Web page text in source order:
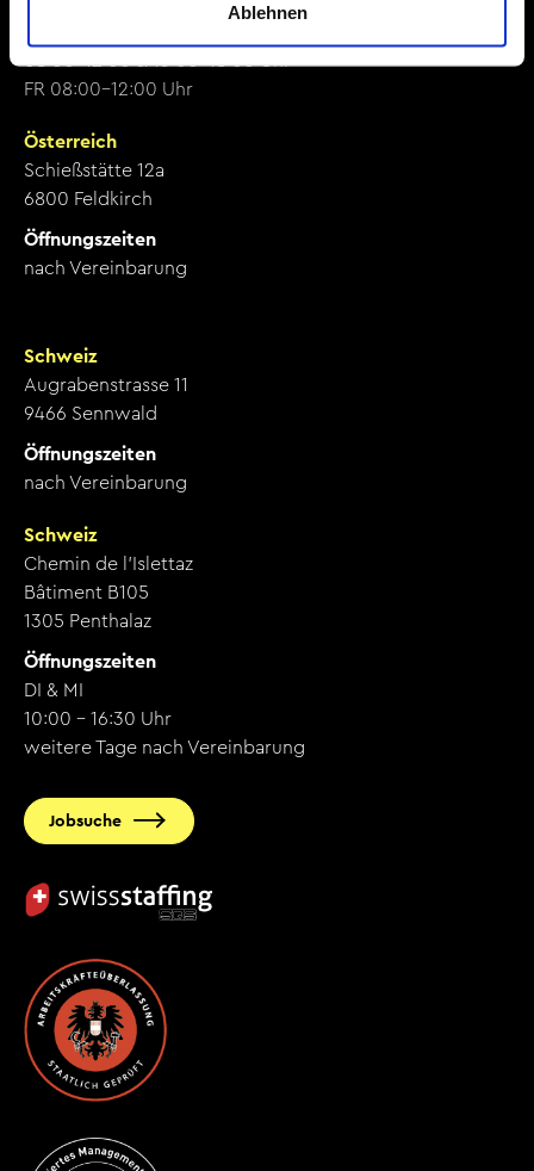
Ablehnen
08:00-12:00 & 13:00-18:00 Uhr
FR 08:00-12:00 Uhr
Österreich
Schießstätte 12a
6800 Feldkirch
Öffnungszeiten
nach Vereinbarung
Schweiz
Augrabenstrasse 11
9466 Sennwald
Öffnungszeiten
nach Vereinbarung
Schweiz
Chemin de l’Islettaz
Bâtiment B105
1305 Penthalaz
Öffnungszeiten
DI & MI
10:00 - 16:30 Uhr
weitere Tage nach Vereinbarung
Jobsuche